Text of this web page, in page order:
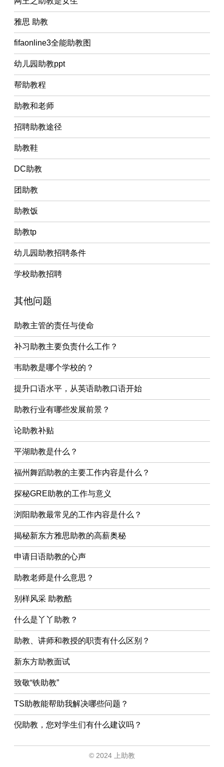
雅思 助教
fifaonline3全能助教图
幼儿园助教ppt
帮助教程
助教和老师
招聘助教途径
助教鞋
DC助教
团助教
助教饭
助教tp
幼儿园助教招聘条件
学校助教招聘
其他问题
助教主管的责任与使命
补习助教主要负责什么工作？
韦助教是哪个学校的？
提升口语水平，从英语助教口语开始
助教行业有哪些发展前景？
论助教补贴
平湖助教是什么？
福州舞蹈助教的主要工作内容是什么？
探秘GRE助教的工作与意义
浏阳助教最常见的工作内容是什么？
揭秘新东方雅思助教的高薪奥秘
申请日语助教的心声
助教老师是什么意思？
别样风采 助教酷
什么是丫丫助教？
助教、讲师和教授的职责有什么区别？
新东方助教面试
致敬“铁助教”
TS助教能帮助我解决哪些问题？
倪助教，您对学生们有什么建议吗？
© 2024 上助教